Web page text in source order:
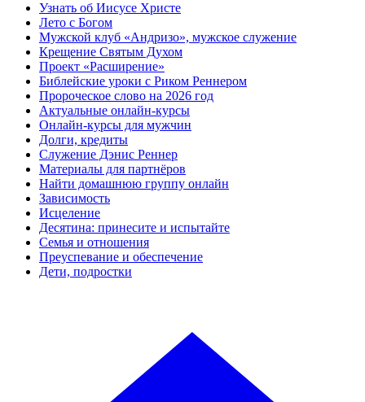
Узнать об Иисусе Христе
Лето с Богом
Мужской клуб «Андризо», мужское служение
Крещение Святым Духом
Проект «Расширение»
Библейские уроки с Риком Реннером
Пророческое слово на 2026 год
Актуальные онлайн-курсы
Онлайн-курсы для мужчин
Долги, кредиты
Служение Дэнис Реннер
Материалы для партнёров
Найти домашнюю группу онлайн
Зависимость
Исцеление
Десятина: принесите и испытайте
Семья и отношения
Преуспевание и обеспечение
Дети, подростки